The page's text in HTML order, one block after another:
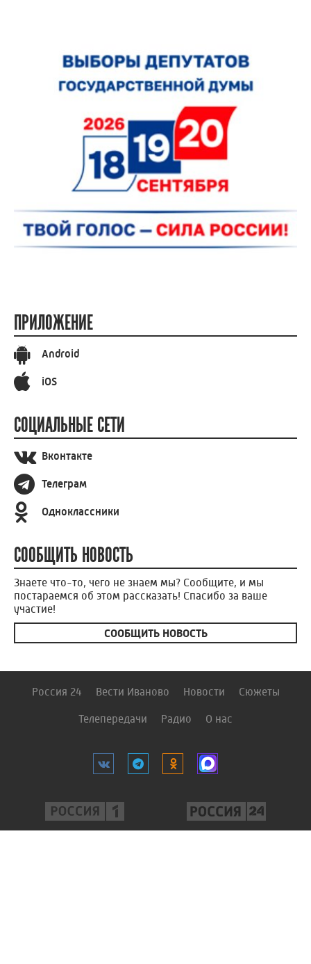
ПРИЛОЖЕНИЕ
Android
iOS
СОЦИАЛЬНЫЕ СЕТИ
Вконтакте
Телеграм
Одноклассники
СООБЩИТЬ НОВОСТЬ
Знаете что-то, чего не знаем мы? Сообщите, и мы
постараемся об этом рассказать! Спасибо за ваше
участие!
СООБЩИТЬ НОВОСТЬ
Россия 24 Вести Иваново Новости Сюжеты
Телепередачи Радио О нас